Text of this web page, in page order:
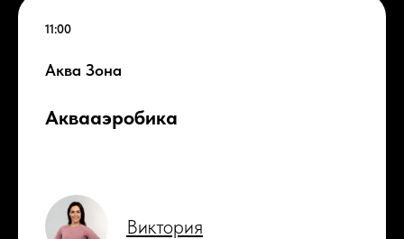
11:00
Аква Зона
Аквааэробика
Виктория